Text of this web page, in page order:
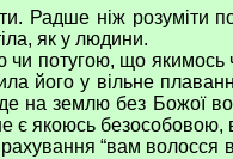
Радше ніж розуміти
як у людини.
потугою, що
його у вільне
на землю без Божої
не є якоюсь
“вам волосся